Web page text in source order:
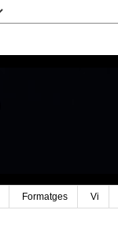
Formatges Vi